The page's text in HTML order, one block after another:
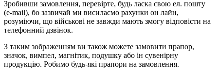
Зробивши замовлення, перевірте, будь ласка свою ел. пошту
(e-mail), бо зазвичай ми висилаємо рахунки он лайн,
розуміючи, що військові не завжди мають змогу відповісти на
телефонний дзвінок.
З таким зображенням ви також можете замовити прапор,
значок, вимпел, магнітик, подушку або ін сувенірну
продукцію. Робимо будь-які прапори на замовлення.